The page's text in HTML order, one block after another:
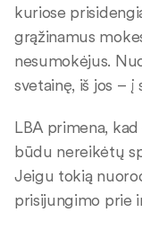
kuriose
grąžinamus
nesumokėjus.
svetainę, iš jos –
LBA primena,
būdu nereikėtų
Jeigu tokią
prisijungimo prie